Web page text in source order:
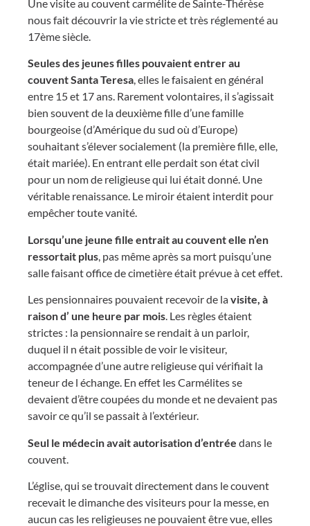
Une visite au couvent carmélite de Sainte-Thérèse
nous fait découvrir la vie stricte et très réglementé au
17ème siècle.
Seules des jeunes filles pouvaient entrer au
couvent Santa Teresa, elles le faisaient en général
entre 15 et 17 ans. Rarement volontaires, il s’agissait
bien souvent de la deuxième fille d’une famille
bourgeoise (d’Amérique du sud où d’Europe)
souhaitant s’élever socialement (la première fille, elle,
était mariée). En entrant elle perdait son état civil
pour un nom de religieuse qui lui était donné. Une
véritable renaissance. Le miroir étaient interdit pour
empêcher toute vanité.
Lorsqu’une jeune fille entrait au couvent elle n’en
ressortait plus , pas même après sa mort puisqu’une
salle faisant office de cimetière était prévue à cet effet.
Les pensionnaires pouvaient recevoir de lavisite, à
raison d’ une heure par mois. Les règles étaient
strictes : la pensionnaire se rendait à un parloir,
duquel il n était possible de voir le visiteur,
accompagnée d’une autre religieuse qui vérifiait la
teneur de l échange. En effet les Carmélites se
devaient d’être coupées du monde et ne devaient pas
savoir ce qu’il se passait à l’extérieur.
Seul le médecin avait autorisation d’entrée dans le
couvent.
L’église, qui se trouvait directement dans le couvent
recevait le dimanche des visiteurs pour la messe, en
aucun cas les religieuses ne pouvaient être vue, elles